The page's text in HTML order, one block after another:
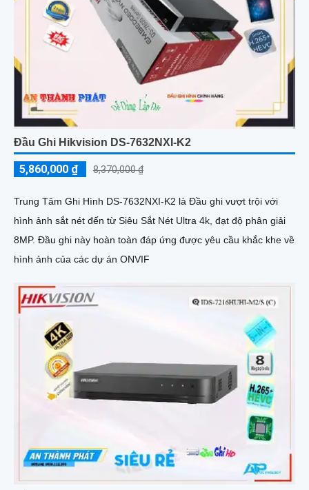
Đầu Ghi Hikvision DS-7632NXI-K2
5,860,000 ₫ 8,370,000 ₫
Trung Tâm Ghi Hình DS-7632NXI-K2 là Đầu ghi vượt trội với
hình ảnh sắt nét đến từ Siêu Sắt Nét Ultra 4k, đạt độ phân giải
8MP. Đầu ghi này hoàn toàn đáp ứng được yêu cầu khắc khe về
hình ảnh của các dự án ONVIF